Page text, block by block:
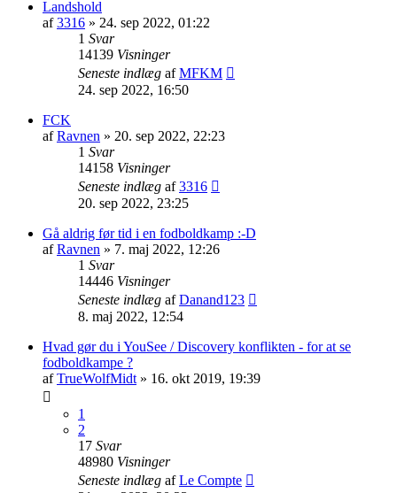
Landshold
af3316 » 24. sep 2022, 01:22
1 Svar
14139 Visninger
Seneste indlæg afMFKM
24. sep 2022, 16:50
FCK
afRavnen » 20. sep 2022, 22:23
1 Svar
14158 Visninger
Seneste indlæg af3316
20. sep 2022, 23:25
Gå aldrig før tid i en fodboldkamp :-D
afRavnen » 7. maj 2022, 12:26
1 Svar
14446 Visninger
Seneste indlæg afDanand123
8. maj 2022, 12:54
Hvad gør du i YouSee / Discovery konflikten - for at se
fodboldkampe ?
afTrueWolfMidt » 16. okt 2019, 19:39
1
2
17 Svar
48980 Visninger
Seneste indlæg afLe Compte